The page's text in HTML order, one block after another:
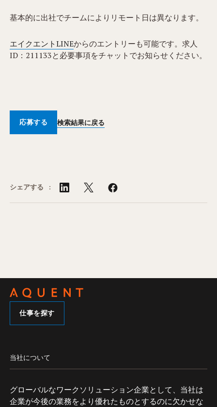
基本的に出社でチームによりリモート日は異なります。
エイクエントLINEからのエントリーも可能です。求人
ID：211133と必要事項をチャットでお知らせください。
応募する 検索結果に戻る
シェアする :
仕事を探す
当社について
グローバルなワークソリューション企業として、当社は
企業が今後の業務をより優れたものとするのに欠かせな